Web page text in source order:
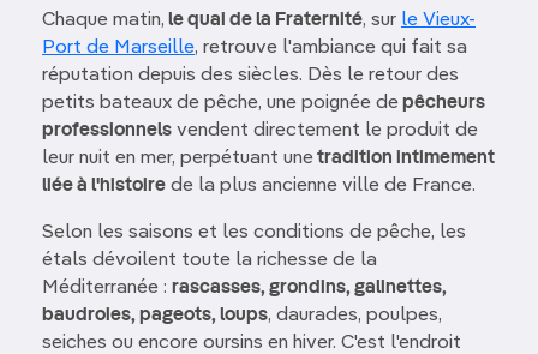
Chaque matin, le quai de la Fraternité, sur le Vieux-
Port de Marseille, retrouve l'ambiance qui fait sa
réputation depuis des siècles. Dès le retour des
petits bateaux de pêche, une poignée depêcheurs
professionnels vendent directement le produit de
leur nuit en mer, perpétuant unetradition intimement
liée à l'histoire de la plus ancienne ville de France.
Selon les saisons et les conditions de pêche, les
étals dévoilent toute la richesse de la
Méditerranée : rascasses, grondins, galinettes,
baudroies, pageots, loups, daurades, poulpes,
seiches ou encore oursins en hiver. C'est l'endroit